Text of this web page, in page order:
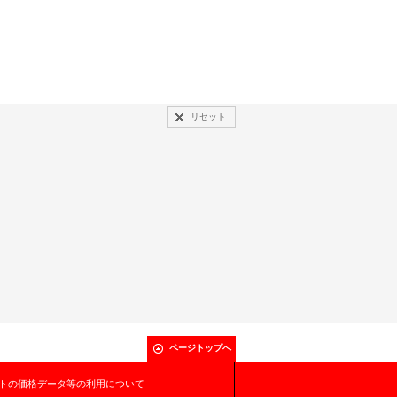
リセット
ページトップへ
の価格データ等の利用について